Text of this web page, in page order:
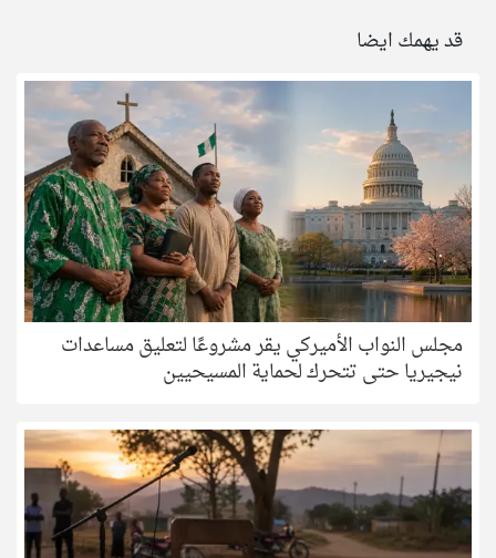
قد يهمك ايضا
مجلس النواب الأميركي يقر مشروعًا لتعليق مساعدات
نيجيريا حتى تتحرك لحماية المسيحيين